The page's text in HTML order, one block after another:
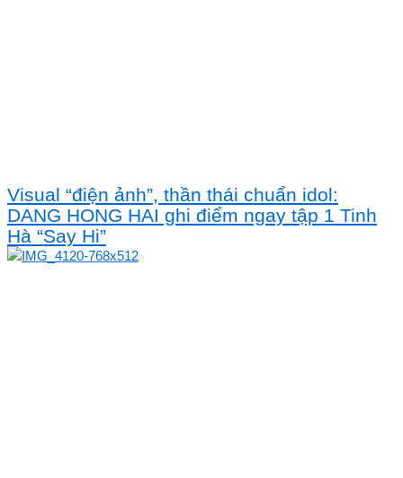
Visual “điện ảnh”, thần thái chuẩn idol:
DANG HONG HAI ghi điểm ngay tập 1 Tinh
Hà “Say Hi”